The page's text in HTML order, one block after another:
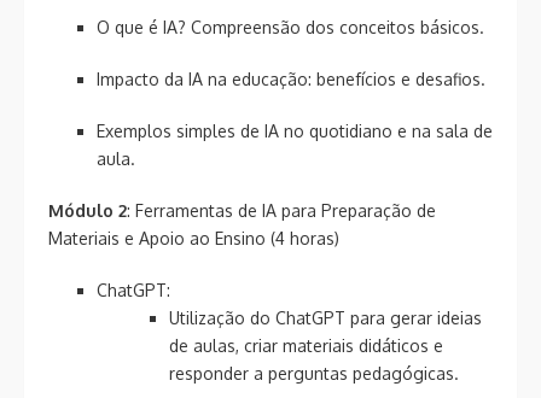
O que é IA? Compreensão dos conceitos básicos.
Impacto da IA na educação: benefícios e desafios.
Exemplos simples de IA no quotidiano e na sala de
aula.
Módulo 2: Ferramentas de IA para Preparação de
Materiais e Apoio ao Ensino (4 horas)
ChatGPT:
Utilização do ChatGPT para gerar ideias
de aulas, criar materiais didáticos e
responder a perguntas pedagógicas.